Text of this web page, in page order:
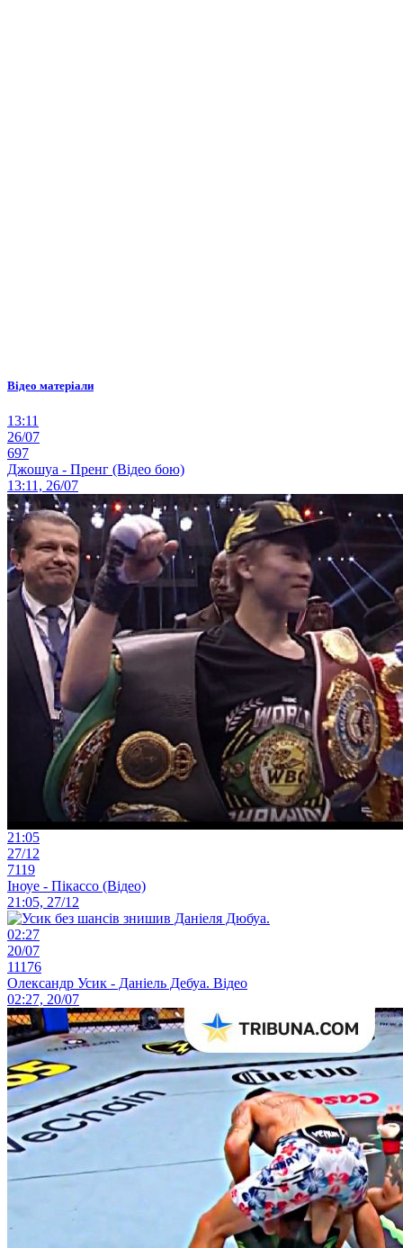
Відео матеріали
13:11
26/07
697
Джошуа - Пренг (Відео бою)
13:11, 26/07
21:05
27/12
7119
Іноуе - Пікассо (Відео)
21:05, 27/12
02:27
20/07
11176
Олександр Усик - Даніель Дебуа. Відео
02:27, 20/07